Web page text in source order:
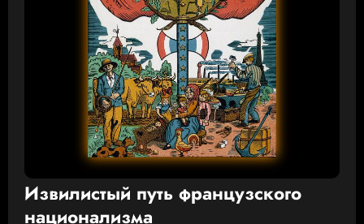
Извилистый путь французского
национализма